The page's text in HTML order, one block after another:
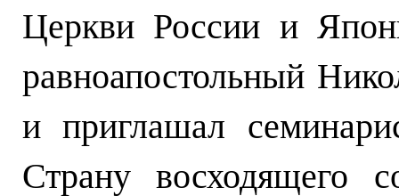
Церкви России и
равноапостольный
и приглашал
Страну восходящего